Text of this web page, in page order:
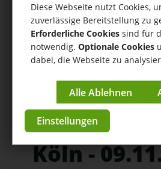
Training
Treffpunkt
Ecommerce
Köln -
Diese Webseite nutzt Cookies,
zuverlässige Bereitstellung zu
Erforderliche Cookies sind für
notwendig. Optionale Cookies
dabei, die Webseite zu
Impressum|
Einstellungen